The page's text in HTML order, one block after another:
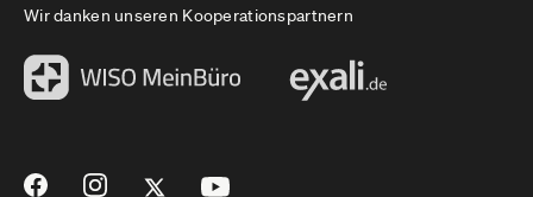
Wir danken unseren Kooperationspartnern